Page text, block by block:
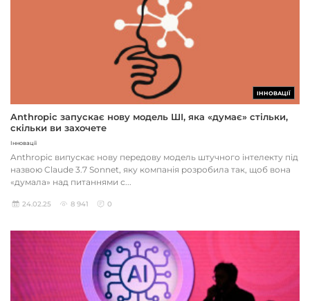
ІННОВАЦІЇ
Anthropic запускає нову модель ШІ, яка «думає» стільки,
скільки ви захочете
Інновації
Anthropic випускає нову передову модель штучного інтелекту під
назвою Claude 3.7 Sonnet, яку компанія розробила так, щоб вона
«думала» над питаннями с...
24.02.25 8 941 0